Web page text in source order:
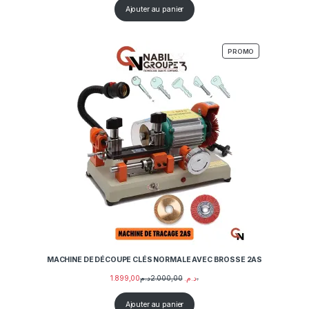
Ajouter au panier
PROMO
MACHINE DE DÉCOUPE CLÉS NORMALE AVEC BROSSE 2AS
1.899,00 د.م. 2.000,00 د.م.
Ajouter au panier